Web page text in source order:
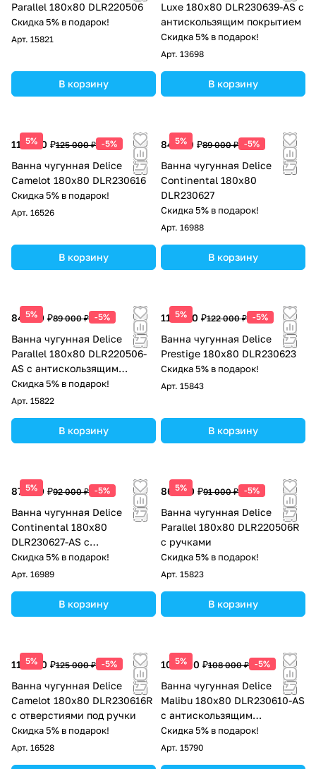
Parallel 180х80 DLR220506
Скидка 5% в подарок!
Арт. 15821
В корзину
Luxe 180х80 DLR230639-AS с
антискользящим покрытием
Скидка 5% в подарок!
Арт. 13698
В корзину
5%
118 750 ₽125 000 ₽ -5%
Ванна чугунная Delice
Camelot 180х80 DLR230616
Скидка 5% в подарок!
Арт. 16526
В корзину
5%
84 550 ₽89 000 ₽ -5%
Ванна чугунная Delice
Continental 180х80
DLR230627
Скидка 5% в подарок!
Арт. 16988
В корзину
5%
84 550 ₽89 000 ₽ -5%
Ванна чугунная Delice
Parallel 180х80 DLR220506-
AS с антискользящим
покрытием
Скидка 5% в подарок!
Арт. 15822
В корзину
5%
115 900 ₽122 000 ₽ -5%
Ванна чугунная Delice
Prestige 180х80 DLR230623
Скидка 5% в подарок!
Арт. 15843
В корзину
5%
87 400 ₽92 000 ₽ -5%
Ванна чугунная Delice
Continental 180х80
DLR230627-AS с
антискользящим покрытием
Скидка 5% в подарок!
Арт. 16989
В корзину
5%
86 450 ₽91 000 ₽ -5%
Ванна чугунная Delice
Parallel 180х80 DLR220506R
с ручками
Скидка 5% в подарок!
Арт. 15823
В корзину
5%
118 750 ₽125 000 ₽ -5%
Ванна чугунная Delice
Camelot 180х80 DLR230616R
с отверстиями под ручки
Скидка 5% в подарок!
Арт. 16528
5%
102 600 ₽108 000 ₽ -5%
Ванна чугунная Delice
Malibu 180х80 DLR230610-AS
с антискользящим
покрытием
Скидка 5% в подарок!
Арт. 15790